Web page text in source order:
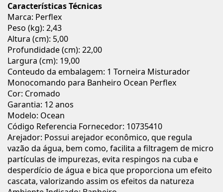
Características Técnicas
Marca: Perflex
Peso (kg): 2,43
Altura (cm): 5,00
Profundidade (cm): 22,00
Largura (cm): 19,00
Conteudo da embalagem: 1 Torneira Misturador
Monocomando para Banheiro Ocean Perflex
Cor: Cromado
Garantia: 12 anos
Modelo: Ocean
Código Referencia Fornecedor: 10735410
Arejador: Possui arejador econômico, que regula
vazão da água, bem como, facilita a filtragem de micro
partículas de impurezas, evita respingos na cuba e
desperdício de água e bica que proporciona um efeito
cascata, valorizando assim os efeitos da natureza